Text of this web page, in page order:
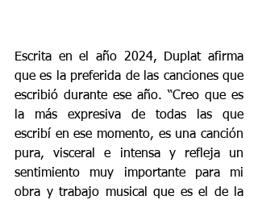
Escrita en el año 2024, Duplat afirma
que es la preferida de las canciones que
escribió durante ese año. “Creo que es
la más expresiva de todas las que
escribí en ese momento, es una canción
pura, visceral e intensa y refleja un
sentimiento muy importante para mi
obra y trabajo musical que es el de la